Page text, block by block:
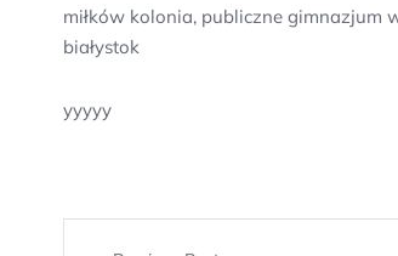
miłków kolonia, publiczne gimnazjum
białystok
yyyyy